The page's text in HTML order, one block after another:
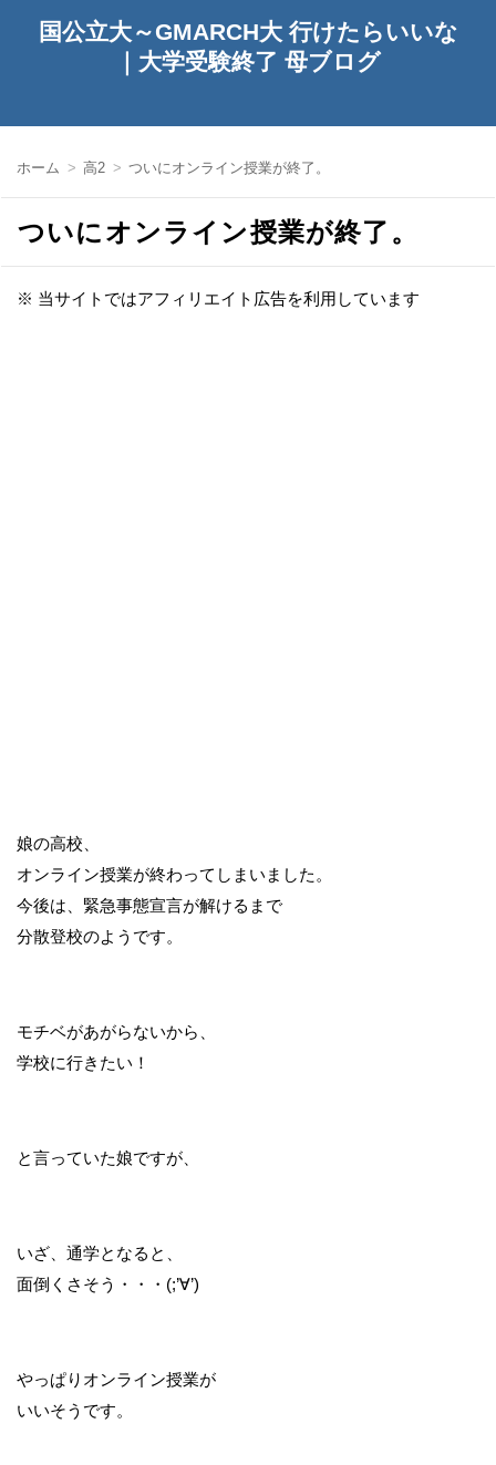
国公立大～GMARCH大 行けたらいいな
｜大学受験終了 母ブログ
ホーム 高2 ついにオンライン授業が終了。
ついにオンライン授業が終了。
※ 当サイトではアフィリエイト広告を利用しています
娘の高校、
オンライン授業が終わってしまいました。
今後は、緊急事態宣言が解けるまで
分散登校のようです。
モチベがあがらないから、
学校に行きたい！
と言っていた娘ですが、
いざ、通学となると、
面倒くさそう・・・(;’∀’)
やっぱりオンライン授業が
いいそうです。